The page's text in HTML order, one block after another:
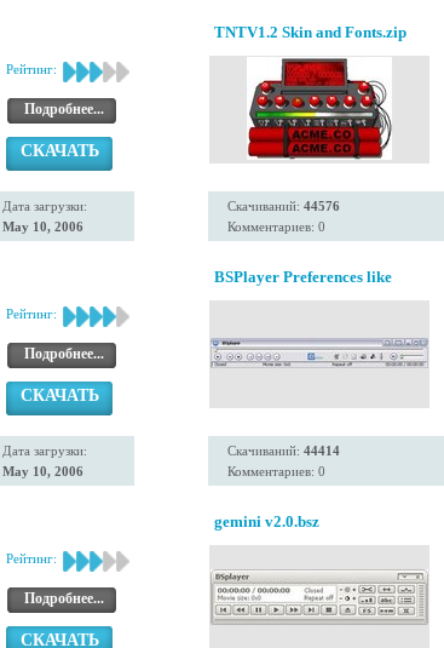
Рейтинг:
Подробнее...
СКАЧАТЬ
Дата загрузки:
May 10, 2006
TNTV1.2 Skin and Fonts.zip
Скачиваний: 44576
Комментариев: 0
Рейтинг:
Подробнее...
СКАЧАТЬ
Дата загрузки:
May 10, 2006
BSPlayer Preferences like
Скачиваний: 44414
Комментариев: 0
Рейтинг:
Подробнее...
СКАЧАТЬ
gemini v2.0.bsz